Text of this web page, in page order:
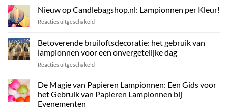
Lampionnen
Candlebagshop
energie
Lampionnen:
Duurzame
Stijlvolle
uw
of
tuin
Nieuw op Candlebagshop.nl: Lampionnen per Kleur!
Reacties uitgeschakeldvoor
Candlebagshop.nl:
Lampionnen
per
Betoverende bruiloftsdecoratie: het gebruik van
lampionnen voor een onvergetelijke dag
Reacties uitgeschakeldvoor
bruiloftsdecoratie:
het
gebruik
De Magie van Papieren Lampionnen: Een Gids voor
het Gebruik van Papieren Lampionnen bij
Evenementen